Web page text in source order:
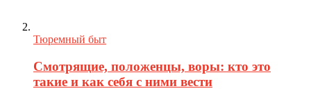
Тюремный быт
Смотрящие, положенцы, воры: кто это
такие и как себя с ними вести